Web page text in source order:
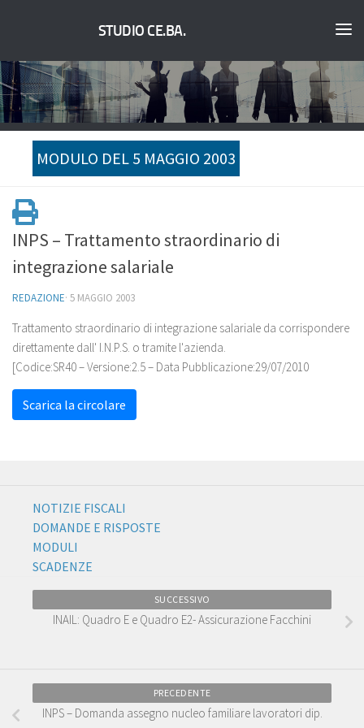
STUDIO CE.BA.
MODULO DEL 5 MAGGIO 2003
INPS – Trattamento straordinario di
integrazione salariale
REDAZIONE· 5 MAGGIO 2003
Trattamento straordinario di integrazione salariale da corrispondere
direttamente dall' I.N.P.S. o tramite l'azienda.
[Codice:SR40– Versione:2.5 – Data Pubblicazione:29/07/2010
Scarica la circolare
NOTIZIE FISCALI
DOMANDE E RISPOSTE
MODULI
SCADENZE
SUCCESSIVO
INAIL: Quadro E e Quadro E2- Assicurazione Facchini
PRECEDENTE
INPS – Domanda assegno nucleo familiare lavoratori dip.